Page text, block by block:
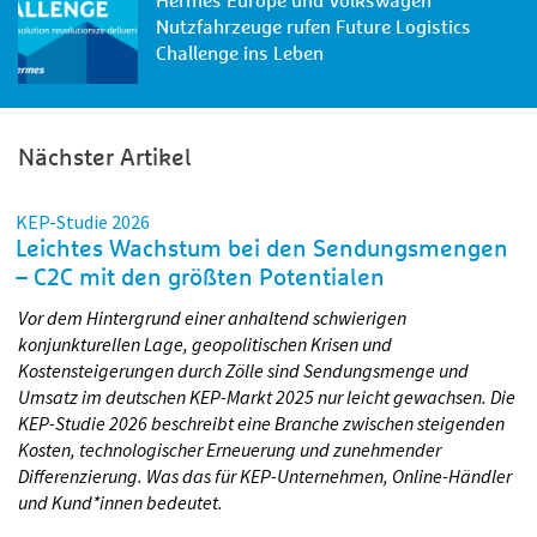
AirportPark FMO zwischen den regionalen Zentren Münster
und Osnabrück. Über die neu entstandene Airportallee ist
eine schnelle Verkehrsanbindung an die Autobahn A1
(Hamburg-Köln) und an das Kreuz A1/A30 (Lotte-Osnabrück)
lokale Versorgung im Ballungsgebiet Münster-Osnabrück
„Wir freuen uns, dass dieses neue, hochmoderne Logistik-
Center nun in Greven in Betrieb geht“, erklärt
Vennemeyer
, Bürgermeister der Stadt Greven. „Dieser
Neubau für Hermes Germany wird zu einem wichtigen
Eckpfeiler einer zukunftsfähigen Infrastrukturentwicklung.
Und für uns im AirportPark FMO ist das ein prominenter
Unternehmens-Zuwachs!“
Investition in die Zukunft: emissionsfreie
Nutzfahrzeuge rufen Future Logistics
Challenge ins Leben
Nächster Artikel
KEP-Studie 2026
Leichtes Wachstum bei den Sendungsmengen
– C2C mit den größten Potentialen
Vor dem Hintergrund einer anhaltend schwierigen
konjunkturellen Lage, geopolitischen Krisen und
Kostensteigerungen durch Zölle sind Sendungsmenge und
Umsatz im deutschen KEP-Markt 2025 nur leicht gewachsen. Die
KEP-Studie 2026 beschreibt eine Branche zwischen steigenden
Kosten, technologischer Erneuerung und zunehmender
Differenzierung. Was das für KEP-Unternehmen, Online-Händler
und Kund*innen bedeutet.